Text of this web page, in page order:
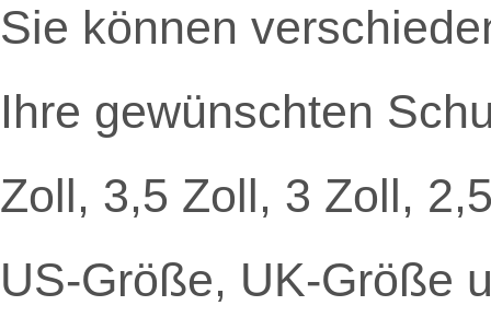
Sie können
Ihre gewünschten
Zoll, 3,5 Zoll, 3 Zoll,
US-Größe, UK-Größe